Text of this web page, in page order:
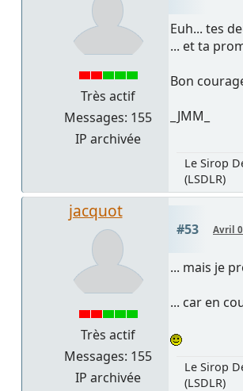
Très actif
Messages: 155
IP archivée
Euh... tes
... et ta
Bon
_JMM_
Le Sirop
(LSDLR)
jacquot
Très actif
Messages: 155
IP archivée
#53 Avril
... mais je
... car en
Le Sirop
(LSDLR)